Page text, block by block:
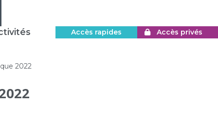
Accès rapides Accès privés
2022